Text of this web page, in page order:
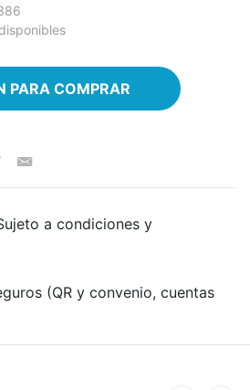
PARA COMPRAR
a condiciones y
(QR y convenio, cuentas